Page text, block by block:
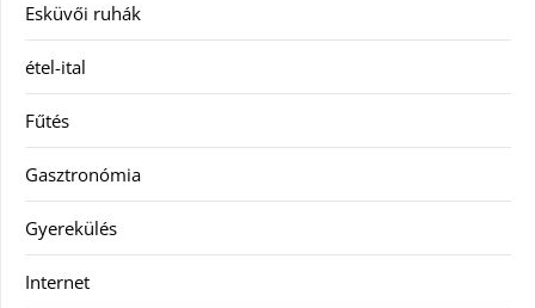
Esküvői ruhák
étel-ital
Fűtés
Gasztronómia
Gyerekülés
Internet